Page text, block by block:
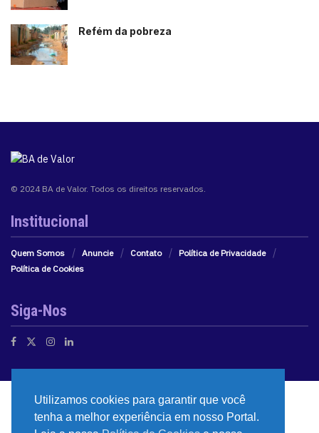
Refém da pobreza
© 2024 BA de Valor. Todos os direitos reservados.
Institucional
Quem Somos Anuncie Contato
Política de Privacidade
Política de Cookies
Siga-Nos
Utilizamos cookies para garantir que você
tenha a melhor experiência em nosso Portal.